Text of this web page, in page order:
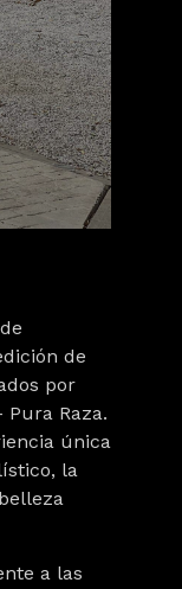
de
por
Pura Raza.
única
la
a las